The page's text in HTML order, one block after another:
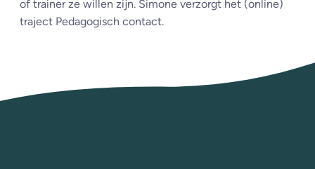
of trainer ze willen zijn. Simone verzorgt het (online)
traject Pedagogisch contact.